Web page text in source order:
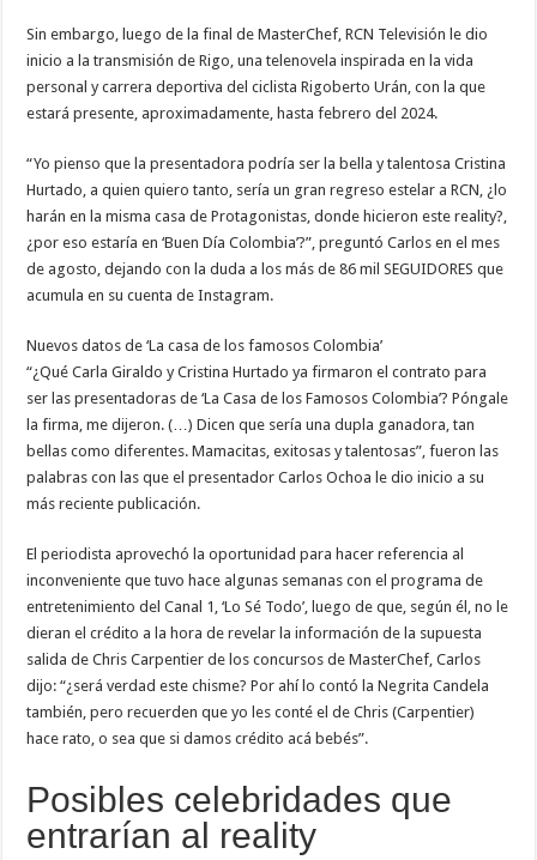
Sin embargo, luego de la final de MasterChef, RCN Televisión le dio
inicio a la transmisión de Rigo, una telenovela inspirada en la vida
personal y carrera deportiva del ciclista Rigoberto Urán, con la que
estará presente, aproximadamente, hasta febrero del 2024.
“Yo pienso que la presentadora podría ser la bella y talentosa Cristina
Hurtado, a quien quiero tanto, sería un gran regreso estelar a RCN, ¿lo
harán en la misma casa de Protagonistas, donde hicieron este reality?,
¿por eso estaría en ‘Buen Día Colombia’?”, preguntó Carlos en el mes
de agosto, dejando con la duda a los más de 86 mil SEGUIDORES que
acumula en su cuenta de Instagram.
Nuevos datos de ‘La casa de los famosos Colombia’
“¿Qué Carla Giraldo y Cristina Hurtado ya firmaron el contrato para
ser las presentadoras de ‘La Casa de los Famosos Colombia’? Póngale
la firma, me dijeron. (…) Dicen que sería una dupla ganadora, tan
bellas como diferentes. Mamacitas, exitosas y talentosas”, fueron las
palabras con las que el presentador Carlos Ochoa le dio inicio a su
más reciente publicación.
El periodista aprovechó la oportunidad para hacer referencia al
inconveniente que tuvo hace algunas semanas con el programa de
entretenimiento del Canal 1, ‘Lo Sé Todo’, luego de que, según él, no le
dieran el crédito a la hora de revelar la información de la supuesta
salida de Chris Carpentier de los concursos de MasterChef, Carlos
dijo: “¿será verdad este chisme? Por ahí lo contó la Negrita Candela
también, pero recuerden que yo les conté el de Chris (Carpentier)
hace rato, o sea que si damos crédito acá bebés”.
Posibles celebridades que
entrarían al reality